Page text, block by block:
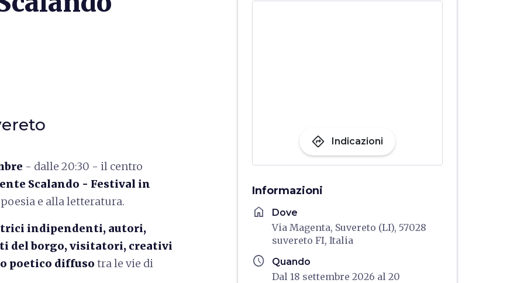
- dalle 20:30 - il centro
Scalando - Festival in
e alla letteratura.
indipendenti, autori,
del borgo, visitatori, creativi
poetico diffuso tra le vie di
directions Indicazioni
Informazioni
home Dove
Via Magenta, Suvereto (LI), 57028
suvereto FI, Italia
schedule Quando
Dal 18 settembre 2026 al 20